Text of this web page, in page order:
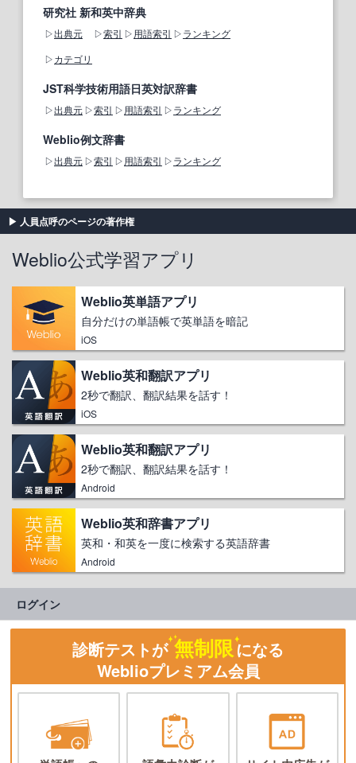
研究社 新和英中辞典
出典元 索引 用語索引
ランキング
カテゴリ
JST科学技術用語日英対訳辞書
出典元 索引 用語索引 ランキング
Weblio例文辞書
出典元 索引 用語索引 ランキング
人員点呼のページの著作権
Weblio公式学習アプリ
Weblio英単語アプリ
自分だけの単語帳で英単語を暗記
iOS
Weblio英和翻訳アプリ
2秒で翻訳、翻訳結果を話す！
iOS
Weblio英和翻訳アプリ
2秒で翻訳、翻訳結果を話す！
Android
Weblio英和辞書アプリ
英和・和英を一度に検索する英語辞書
Android
ログイン
診断テストが 無制限になる
Weblioプレミアム会員